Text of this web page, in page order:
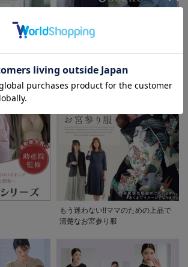
お気に入り商品を確認する
もう迷わない!!ママのための上品で
清楚なお宮参り服